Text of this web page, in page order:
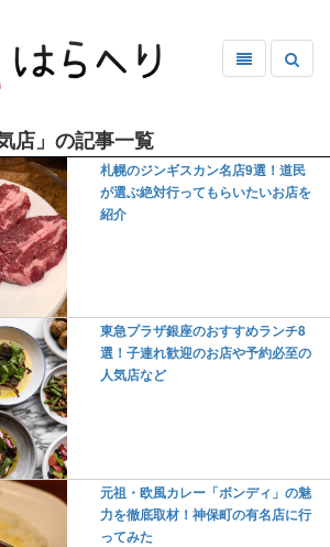
店」の記事一覧
札幌のジンギスカン名店9選！道民
が選ぶ絶対行ってもらいたいお店を
紹介
東急プラザ銀座のおすすめランチ8
選！子連れ歓迎のお店や予約必至の
人気店など
元祖・欧風カレー「ボンディ」の魅
力を徹底取材！神保町の有名店に行
ってみた